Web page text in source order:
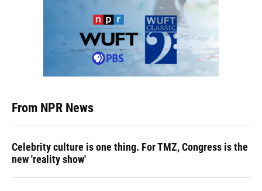
From NPR News
Celebrity culture is one thing. For TMZ, Congress is the
new 'reality show'